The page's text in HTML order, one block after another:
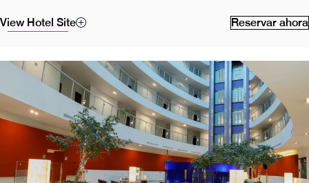
Reservar ahora
View Hotel Site